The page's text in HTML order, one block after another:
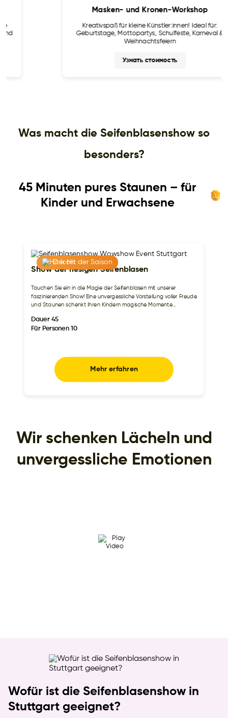
Masken- und Kronen-Workshop
Kreativspaß für kleine Künstler:innen! Ideal für:
Geburtstage, Mottopartys, Schulfeste, Karneval &
Weihnachtsfeiern
Узнать стоимость
Was macht die Seifenblasenshow so
besonders?
45 Minuten pures Staunen – für
Kinder und Erwachsene
Der Hit der Saison
Show der riesigen Seifenblasen
Tauchen Sie ein in die Magie der Seifenblasen mit unserer
faszinierenden Show! Eine unvergessliche Vorstellung voller Freude
und Staunen schenkt Ihren Kindern magische Momente…
Dauer 45
Für Personen 10
Mehr erfahren
Wir schenken Lächeln und
unvergessliche Emotionen
Wofür ist die Seifenblasenshow in
Stuttgart geeignet?